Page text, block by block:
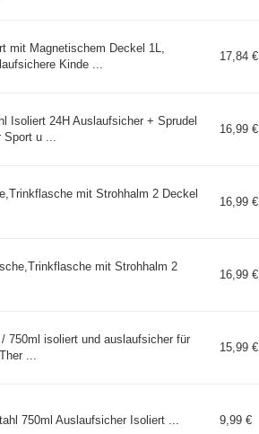
mit Magnetischem Deckel 1L,
Kinde ...
17,84 €
Isoliert 24H Auslaufsicher + Sprudel
Sport u ...
16,99 €
mit Strohhalm 2 Deckel
16,99 €
mit Strohhalm 2
16,99 €
750ml isoliert und auslaufsicher für
...
15,99 €
750ml Auslaufsicher Isoliert ... 9,99 €